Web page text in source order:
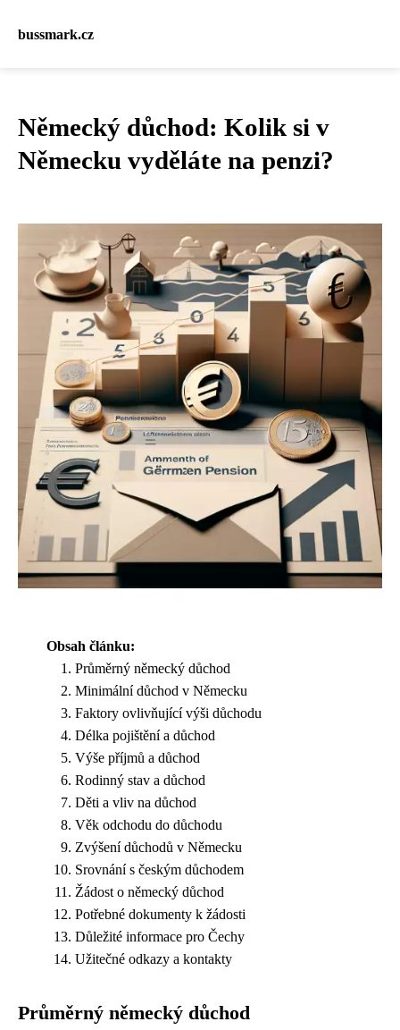
bussmark.cz
Německý důchod: Kolik si v
Německu vyděláte na penzi?
Obsah článku:
Průměrný německý důchod
Minimální důchod v Německu
Faktory ovlivňující výši důchodu
Délka pojištění a důchod
Výše příjmů a důchod
Rodinný stav a důchod
Děti a vliv na důchod
Věk odchodu do důchodu
Zvýšení důchodů v Německu
Srovnání s českým důchodem
Žádost o německý důchod
Potřebné dokumenty k žádosti
Důležité informace pro Čechy
Užitečné odkazy a kontakty
Průměrný německý důchod